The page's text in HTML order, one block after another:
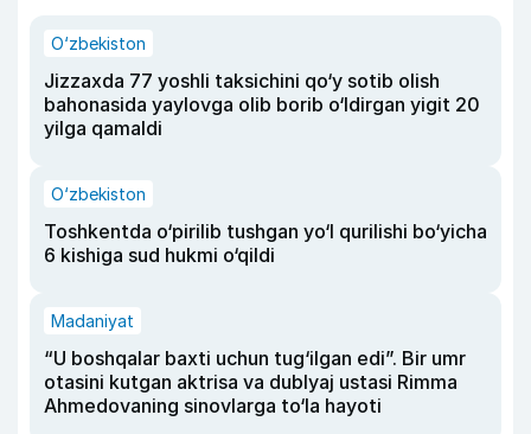
O‘zbekiston
Jizzaxda 77 yoshli taksichini qo‘y sotib olish
bahonasida yaylovga olib borib o‘ldirgan yigit 20
yilga qamaldi
O‘zbekiston
Toshkentda o‘pirilib tushgan yo‘l qurilishi bo‘yicha
6 kishiga sud hukmi o‘qildi
Madaniyat
“U boshqalar baxti uchun tug‘ilgan edi”. Bir umr
otasini kutgan aktrisa va dublyaj ustasi Rimma
Ahmedovaning sinovlarga to‘la hayoti